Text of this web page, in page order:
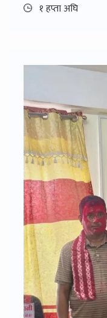
१ हप्ता अघि